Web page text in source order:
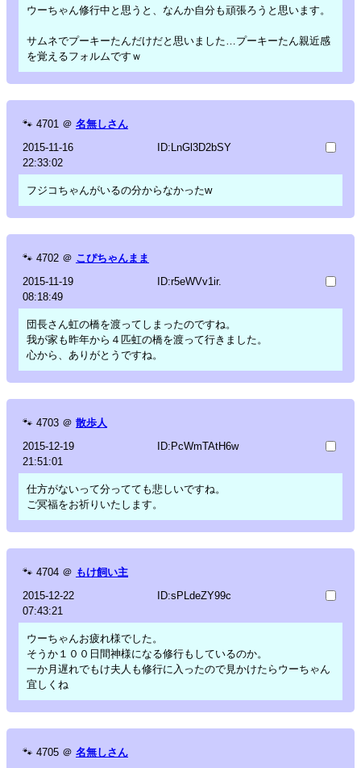
ウーちゃん修行中と思うと、なんか自分も頑張ろうと思います。
サムネでプーキーたんだけだと思いました…プーキーたん親近感
を覚えるフォルムですｗ
🐾 4701 ＠ 名無しさん
2015-11-16
22:33:02
ID:LnGl3D2bSY
フジコちゃんがいるの分からなかったw
🐾 4702 ＠ こぴちゃんまま
2015-11-19
08:18:49
ID:r5eWVv1ir.
団長さん虹の橋を渡ってしまったのですね。
我が家も昨年から４匹虹の橋を渡って行きました。
心から、ありがとうですね。
🐾 4703 ＠ 散歩人
2015-12-19
21:51:01
ID:PcWmTAtH6w
仕方がないって分ってても悲しいですね。
ご冥福をお祈りいたします。
🐾 4704 ＠ もけ飼い主
2015-12-22
07:43:21
ID:sPLdeZY99c
ウーちゃんお疲れ様でした。
そうか１００日間神様になる修行もしているのか。
一か月遅れでもけ夫人も修行に入ったので見かけたらウーちゃん
宜しくね
🐾 4705 ＠ 名無しさん